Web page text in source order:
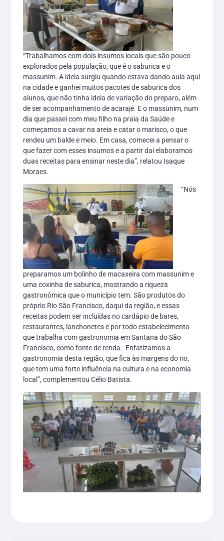
“Trabalhamos com dois insumos locais que são pouco
explorados pela população, que é o saburica e o
massunim. A ideia surgiu quando estava dando aula aqui
na cidade e ganhei muitos pacotes de saburica dos
alunos, que não tinha ideia de variação do preparo, além
de ser acompanhamento de acarajé. E o massunim, num
dia que passei com meu filho na praia da Saúde e
começamos a cavar na areia e catar o marisco, o que
rendeu um balde e meio. Em casa, comecei a pensar o
que fazer com esses insumos e a partir daí elaboramos
duas receitas para ensinar neste dia”, relatou Isaque
Moraes.
“Nós
preparamos um bolinho de macaxeira com massunim e
uma coxinha de saburica, mostrando a riqueza
gastronômica que o município tem. São produtos do
próprio Rio São Francisco, daqui da região, e essas
receitas podem ser incluídas no cardápio de bares,
restaurantes, lanchonetes e por todo estabelecimento
que trabalha com gastronomia em Santana do São
Francisco, como fonte de renda. Enfatizamos a
gastronomia desta região, que fica às margens do rio,
que tem uma forte influência na cultura e na economia
local”, complementou Célio Batista.